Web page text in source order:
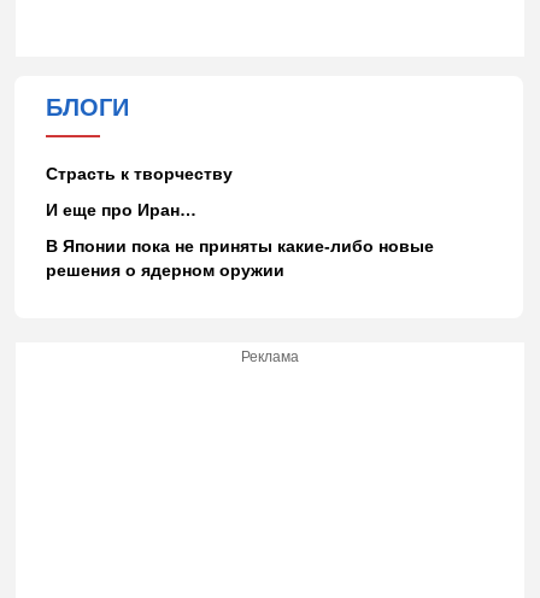
БЛОГИ
Страсть к творчеству
И еще про Иран…
В Японии пока не приняты какие-либо новые
решения о ядерном оружии
Реклама